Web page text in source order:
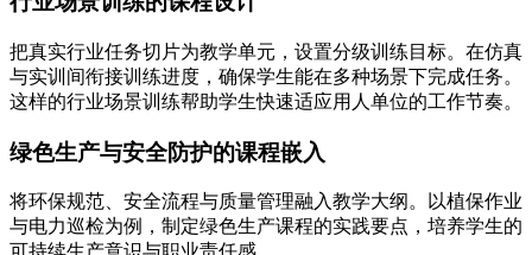
把真实行业任务切片为教学单元，设置分级训练目标。在仿真
与实训间衔接训练进度，确保学生能在多种场景下完成任务。
这样的行业场景训练帮助学生快速适应用人单位的工作节奏。
绿色生产与安全防护的课程嵌入
将环保规范、安全流程与质量管理融入教学大纲。以植保作业
与电力巡检为例，制定绿色生产课程的实践要点，培养学生的